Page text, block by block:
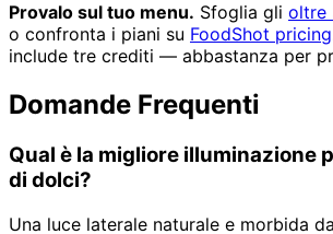
Provalo sul tuo menu. Sfoglia gli oltre
o confronta i piani su FoodShot pricing
include tre crediti — abbastanza per
Domande Frequenti
Qual è la migliore illuminazione
di dolci?
Una luce laterale naturale e morbida